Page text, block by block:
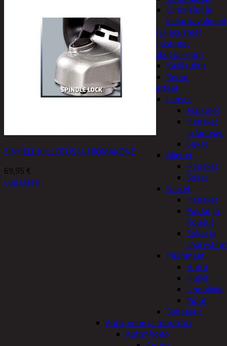
Uimalelut ja
kelluntavälineet
Vaatteet ja asusteet
Heijastimet
Laukut ja reput
Käsilaukut
Reput
Vaatteet
Lapset
Asusteet
Hanskat
ja lapaset
Sukat
Miehet
Hanskat
Sukat
Naiset
Hanskat
Paidat ja
housut
Sukat ja
Päähineet
Hatut
Huivit
Lippalakit
Pipot
Sadeasut
Auto, vene ja moottori
Autonhoito
EINHELL KIILLOTUS JA HIOMAKONE
69,95 €
Lue Lisää